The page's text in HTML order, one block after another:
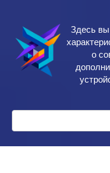
контенту
Здесь
о
Поиск: